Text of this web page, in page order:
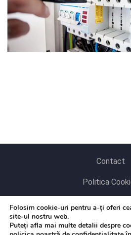
Contact
Politica
Folosim cookie-uri pentru a-ți oferi
site-ul nostru web.
Puteți afla mai multe detalii despre